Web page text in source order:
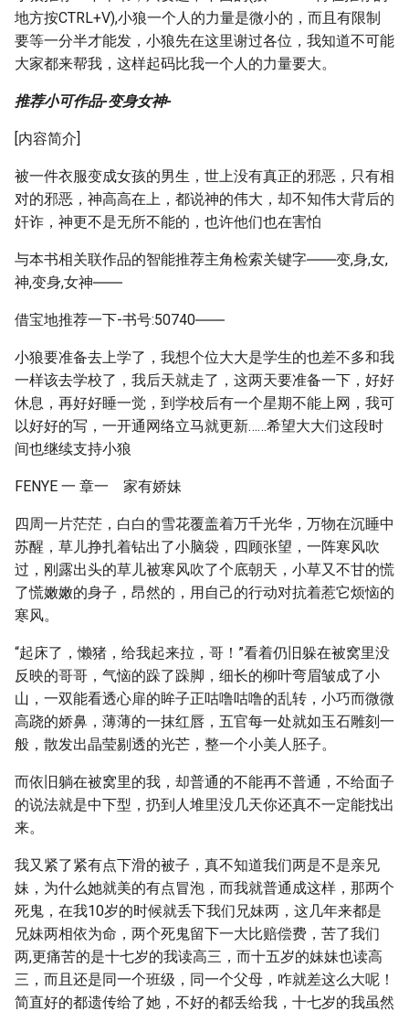
地方按CTRL+V),小狼一个人的力量是微小的，而且有限制
要等一分半才能发，小狼先在这里谢过各位，我知道不可能
大家都来帮我，这样起码比我一个人的力量要大。
推荐小可作品-变身女神-
[内容简介]
被一件衣服变成女孩的男生，世上没有真正的邪恶，只有相
对的邪恶，神高高在上，都说神的伟大，却不知伟大背后的
奸诈，神更不是无所不能的，也许他们也在害怕
与本书相关联作品的智能推荐主角检索关键字――变,身,女,
神,变身,女神――
借宝地推荐一下-书号:50740――
小狼要准备去上学了，我想个位大大是学生的也差不多和我
一样该去学校了，我后天就走了，这两天要准备一下，好好
休息，再好好睡一觉，到学校后有一个星期不能上网，我可
以好好的写，一开通网络立马就更新……希望大大们这段时
间也继续支持小狼
FENYE 一 章一 家有娇妹
四周一片茫茫，白白的雪花覆盖着万千光华，万物在沉睡中
苏醒，草儿挣扎着钻出了小脑袋，四顾张望，一阵寒风吹
过，刚露出头的草儿被寒风吹了个底朝天，小草又不甘的慌
了慌嫩嫩的身子，昂然的，用自己的行动对抗着惹它烦恼的
寒风。
“起床了，懒猪，给我起来拉，哥！”看着仍旧躲在被窝里没
反映的哥哥，气恼的跺了跺脚，细长的柳叶弯眉皱成了小
山，一双能看透心扉的眸子正咕噜咕噜的乱转，小巧而微微
高跷的娇鼻，薄薄的一抹红唇，五官每一处就如玉石雕刻一
般，散发出晶莹剔透的光芒，整一个小美人胚子。
而依旧躺在被窝里的我，却普通的不能再不普通，不给面子
的说法就是中下型，扔到人堆里没几天你还真不一定能找出
来。
我又紧了紧有点下滑的被子，真不知道我们两是不是亲兄
妹，为什么她就美的有点冒泡，而我就普通成这样，那两个
死鬼，在我10岁的时候就丢下我们兄妹两，这几年来都是
兄妹两相依为命，两个死鬼留下一大比赔偿费，苦了我们
两,更痛苦的是十七岁的我读高三，而十五岁的妹妹也读高
三，而且还是同一个班级，同一个父母，咋就差这么大呢！
简直好的都遗传给了她，不好的都丢给我，十七岁的我虽然